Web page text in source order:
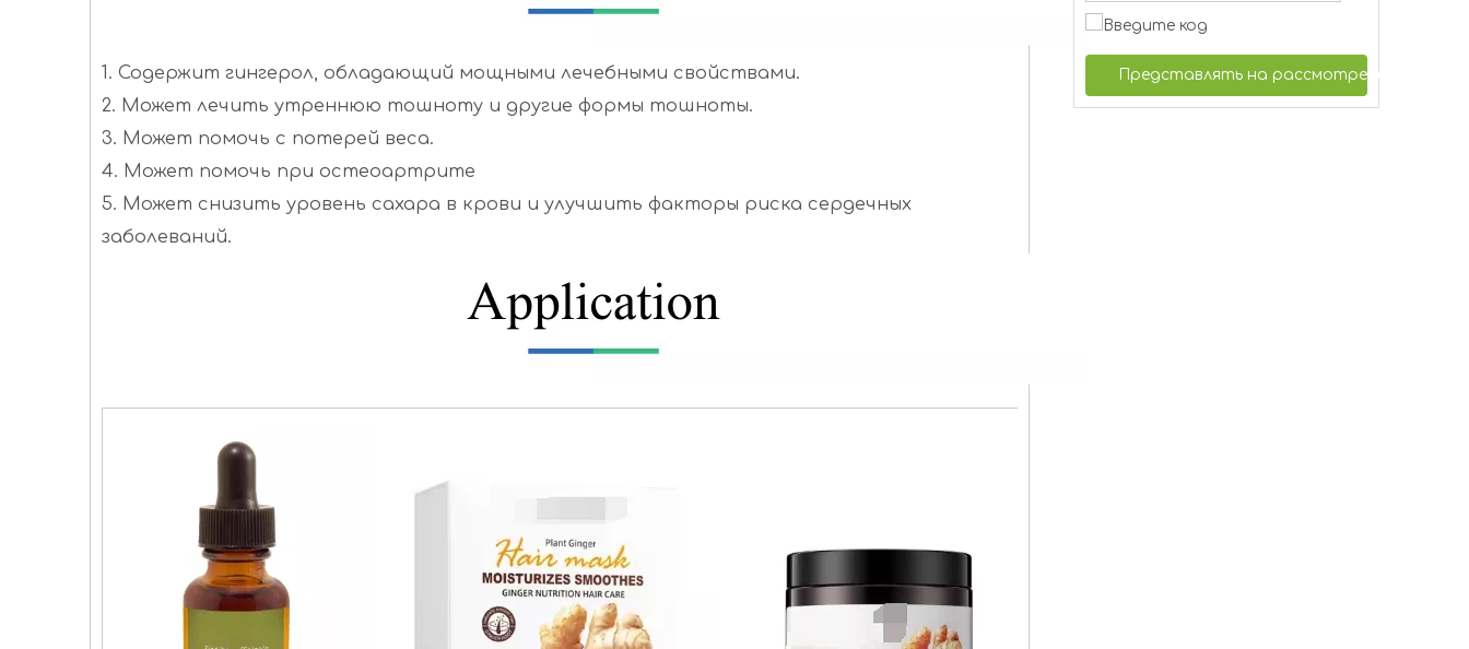
1. Содержит гингерол, обладающий мощными лечебными свойствами.
2. Может лечить утреннюю тошноту и другие формы тошноты.
3. Может помочь с потерей веса.
4. Может помочь при остеоартрите
5. Может снизить уровень сахара в крови и улучшить факторы риска сердечных
заболеваний.
Представлять на рассмотрение